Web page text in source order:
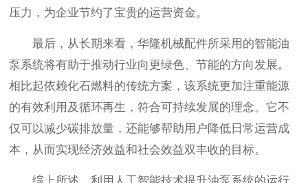
压力，为企业节约了宝贵的运营资金。
最后，从长期来看，华隆机械配件所采用的智能油
泵系统将有助于推动行业向更绿色、节能的方向发展。
相比起依赖化石燃料的传统方案，该系统更加注重能源
的有效利用及循环再生，符合可持续发展的理念。它不
仅可以减少碳排放量，还能够帮助用户降低日常运营成
本，从而实现经济效益和社会效益双丰收的目标。